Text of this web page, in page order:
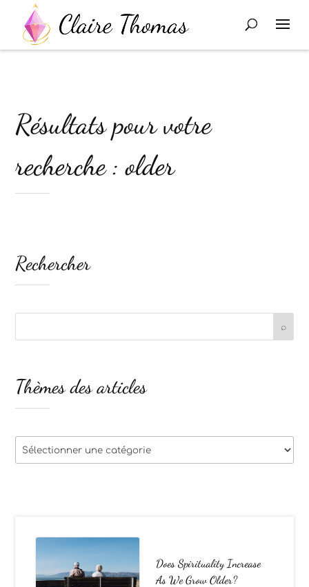
Résultats pour votre
recherche : older
Does Spirituality Increase
As We Grow Older?
Rechercher
Thèmes des articles
Thèmes
des